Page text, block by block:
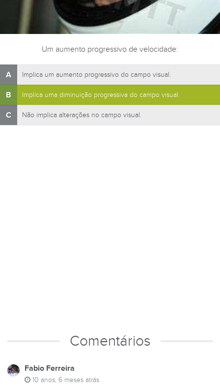
Um aumento progressivo de velocidade:
A Implica um aumento progressivo do campo visual.
B Implica uma diminuição progressiva do campo visual.
C Não implica alterações no campo visual.
Comentários
Fabio Ferreira
10 anos, 6 meses atrás